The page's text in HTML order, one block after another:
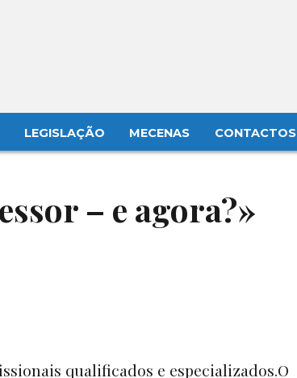
LEGISLAÇÃO MECENAS CONTACTOS
– e agora?»
qualificados e especializados.O